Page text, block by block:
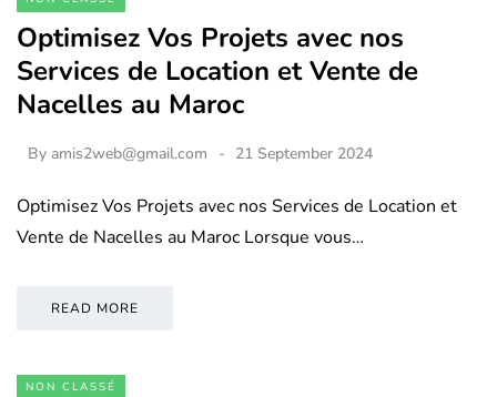
Optimisez Vos Projets avec nos
Services de Location et Vente de
Nacelles au Maroc
By amis2web@gmail.com 21 September 2024
Optimisez Vos Projets avec nos Services de Location et
Vente de Nacelles au Maroc Lorsque vous…
READ MORE
NON CLASSÉ